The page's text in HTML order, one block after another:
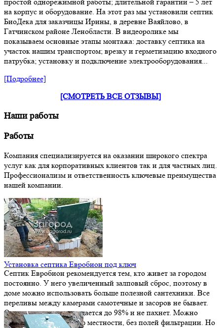
на корпус и оборудование. На этот раз мы установили септик
БиоДека для заказчицы Ирины, в деревне Ваяйлово, в
Гатчинском районе Ленобласти. В видеоролике мы
показываем основные этапы монтажа: доставку септика на
участок нашим транспортом; врезку и герметизацию входного
патрубка; установку и подключение электрооборудования...
[Подробнее]
[СМОТРЕТЬ ВСЕ ОТЗЫВЫ]
Наши работы
Работы
Компания специализируется на оказании широкого спектра
услуг как для корпоративных клиентов так и для частных лиц.
Профессионализм и ответственность ключевые преимущества
нашей компании.
Установка септика Евробион под ключ
Септик Евробион рекомендуется тем, кто живет за городом
постоянно. У него увеличенный залповый сброс, поэтому в
доме можно использовать больше полезной сантехники. Все
переливы между камерами самотечные и засоров не бывает.
Осветленная вода очищается до 98% и не пахнет. Можно
сделать отвод на рельеф местности, без полей фильтрации. Но